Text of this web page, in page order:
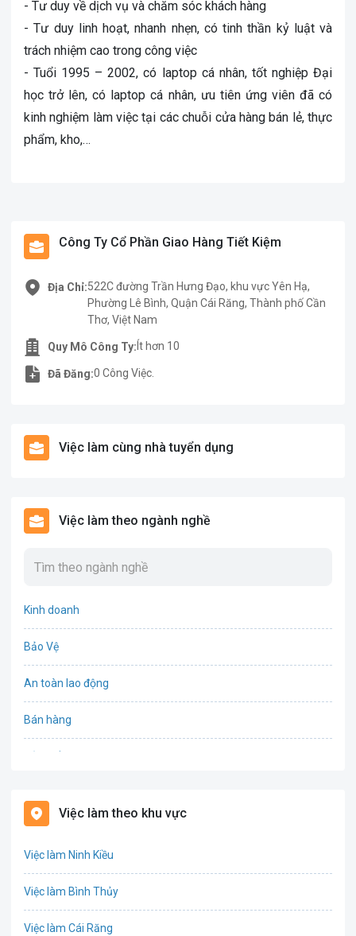
- Tư duy về dịch vụ và chăm sóc khách hàng
- Tư duy linh hoạt, nhanh nhẹn, có tinh thần kỷ luật và
trách nhiệm cao trong công việc
- Tuổi 1995 – 2002, có laptop cá nhân, tốt nghiệp Đại
học trở lên, có laptop cá nhân, ưu tiên ứng viên đã có
kinh nghiệm làm việc tại các chuỗi cửa hàng bán lẻ, thực
phẩm, kho,…
Công Ty Cổ Phần Giao Hàng Tiết Kiệm
Địa Chỉ:522C đường Trần Hưng Đạo, khu vực Yên Hạ,
Phường Lê Bình, Quận Cái Răng, Thành phố Cần
Thơ, Việt Nam
Quy Mô Công Ty: Ít hơn 10
Đã Đăng:0 Công Việc.
Việc làm cùng nhà tuyển dụng
Việc làm theo ngành nghề
Kinh doanh
Bảo Vệ
An toàn lao động
Bán hàng
Biên phiên dịch
Việc làm theo khu vực
Việc làm Ninh Kiều
Việc làm Bình Thủy
Việc làm Cái Răng